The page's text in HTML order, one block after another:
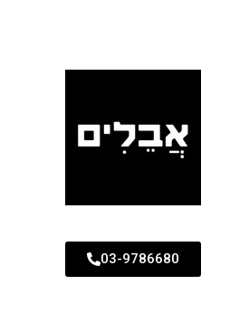
03-9786680